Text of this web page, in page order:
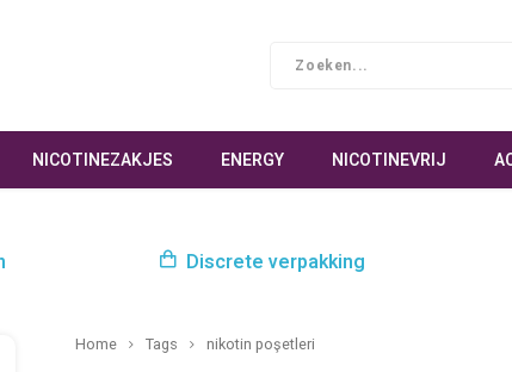
NICOTINEZAKJES ENERGY NICOTINEVRIJ
Discrete verpakking
Home Tags nikotin poşetleri